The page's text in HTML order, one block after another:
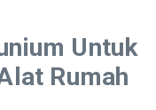
Untuk
Rumah